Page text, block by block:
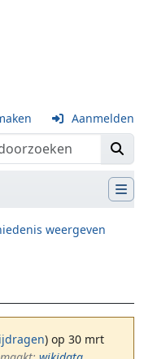
Aanmelden
weergeven
) op 30 mrt